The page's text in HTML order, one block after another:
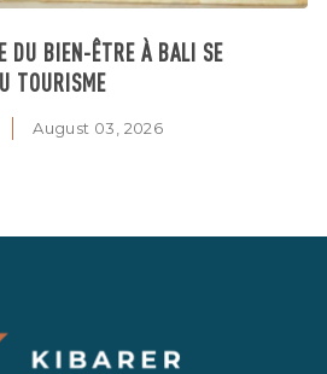
DU BIEN-ÊTRE À BALI SE
TOURISME
August 03, 2026